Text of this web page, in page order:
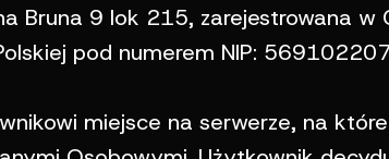
Bruna 9 lok 215, zarejestrowana w
pod numerem NIP:
miejsce na serwerze, na